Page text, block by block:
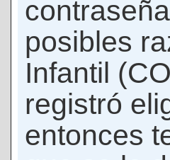
posibles
Infantil
registró
entonces